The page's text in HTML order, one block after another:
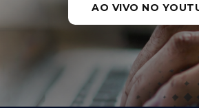
AO VIVO NO